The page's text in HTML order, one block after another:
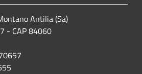
Antilia (Sa)
- CAP 84060